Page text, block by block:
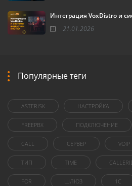
Интеграция VoxDistro и
21.01.2026
Популярные теги
ASTERISK НАСТРОЙКА
FREEPBX ПОДКЛЮЧЕНИЕ
CALL СЕРВЕР VOIP
ТИП TIME
FOR ШЛЮЗ 1C